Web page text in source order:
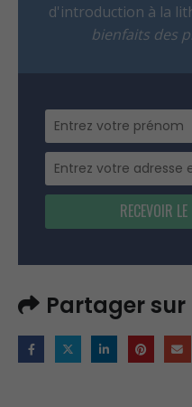
d'introduction à la
bienfaits des
RECEVOIR
Partager sur